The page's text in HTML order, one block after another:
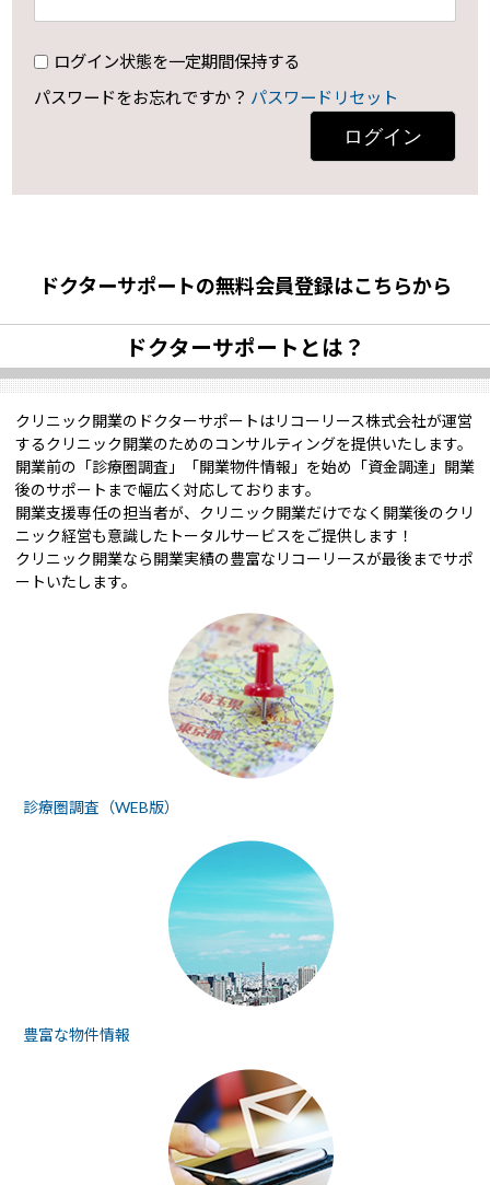
ログイン状態を一定期間保持する
パスワードをお忘れですか？ パスワードリセット
ログイン
ドクターサポートの無料会員登録はこちらから
ドクターサポートとは？
クリニック開業のドクターサポートはリコーリース株式会社が運営
するクリニック開業のためのコンサルティングを提供いたします。
開業前の「診療圏調査」「開業物件情報」を始め「資金調達」開業
後のサポートまで幅広く対応しております。
開業支援専任の担当者が、クリニック開業だけでなく開業後のクリ
ニック経営も意識したトータルサービスをご提供します！
クリニック開業なら開業実績の豊富なリコーリースが最後までサポ
ートいたします。
診療圏調査（WEB版）
豊富な物件情報